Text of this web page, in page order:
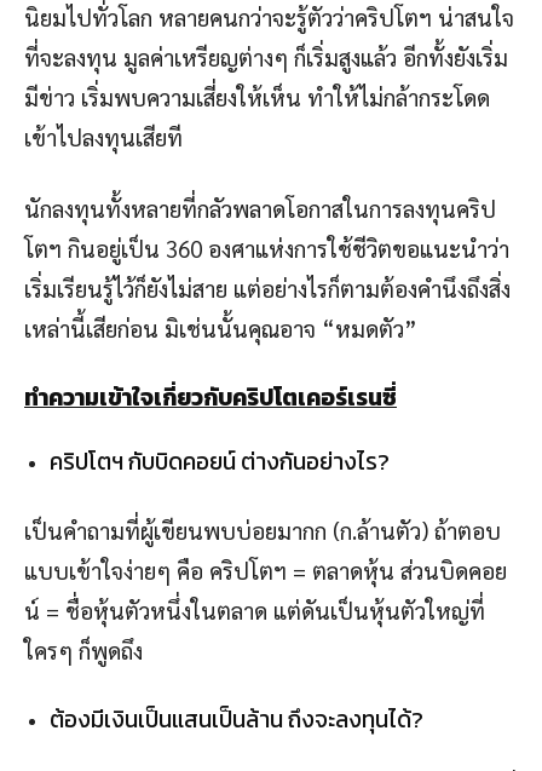
นิยมไปทั่วโลก หลายคนกว่าจะรู้ตัวว่าคริปโตฯ น่าสนใจ
ที่จะลงทุน มูลค่าเหรียญต่างๆ ก็เริ่มสูงแล้ว อีกทั้งยังเริ่ม
มีข่าว เริ่มพบความเสี่ยงให้เห็น ทำให้ไม่กล้ากระโดด
เข้าไปลงทุนเสียที
นักลงทุนทั้งหลายที่กลัวพลาดโอกาสในการลงทุนคริป
โตฯ กินอยู่เป็น 360 องศาแห่งการใช้ชีวิตขอแนะนำว่า
เริ่มเรียนรู้ไว้ก็ยังไม่สาย แต่อย่างไรก็ตามต้องคำนึงถึงสิ่ง
เหล่านี้เสียก่อน มิเช่นนั้นคุณอาจ “หมดตัว”
ทำความเข้าใจเกี่ยวกับคริปโตเคอร์เรนซี่
คริปโตฯ กับบิดคอยน์ ต่างกันอย่างไร?
เป็นคำถามที่ผู้เขียนพบบ่อยมากก (ก.ล้านตัว) ถ้าตอบ
แบบเข้าใจง่ายๆ คือ คริปโตฯ = ตลาดหุ้น ส่วนบิดคอย
น์ = ชื่อหุ้นตัวหนึ่งในตลาด แต่ดันเป็นหุ้นตัวใหญ่ที่
ใครๆ ก็พูดถึง
ต้องมีเงินเป็นแสนเป็นล้าน ถึงจะลงทุนได้?